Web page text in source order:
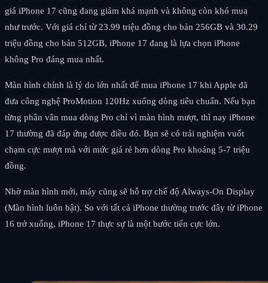
giá iPhone 17 cũng đang giảm khá mạnh và không còn khó mua
như trước. Với giá chỉ từ 23.99 triệu đồng cho bản 256GB và 30.29
triệu đồng cho bản 512GB, iPhone 17 đang là lựa chọn iPhone
không Pro đáng mua nhất.
Màn hình chính là lý do lớn nhất để mua iPhone 17 khi Apple đã
đưa công nghệ ProMotion 120Hz xuống dòng tiêu chuẩn. Nếu bạn
từng phân vân mua dòng Pro chỉ vì màn hình mượt, thì nay iPhone
17 thường đã đáp ứng được điều đó. Bạn sẽ có trải nghiệm vuốt
chạm cực mượt mà với mức giá rẻ hơn dòng Pro khoảng 5-7 triệu
đồng.
Nhờ màn hình mới, máy cũng sẽ hỗ trợ chế độ Always-On Display
(Màn hình luôn bật). So với tất cả iPhone thường trước đây từ iPhone
16 trở xuống, iPhone 17 thực sự là một bước tiến cực lớn.